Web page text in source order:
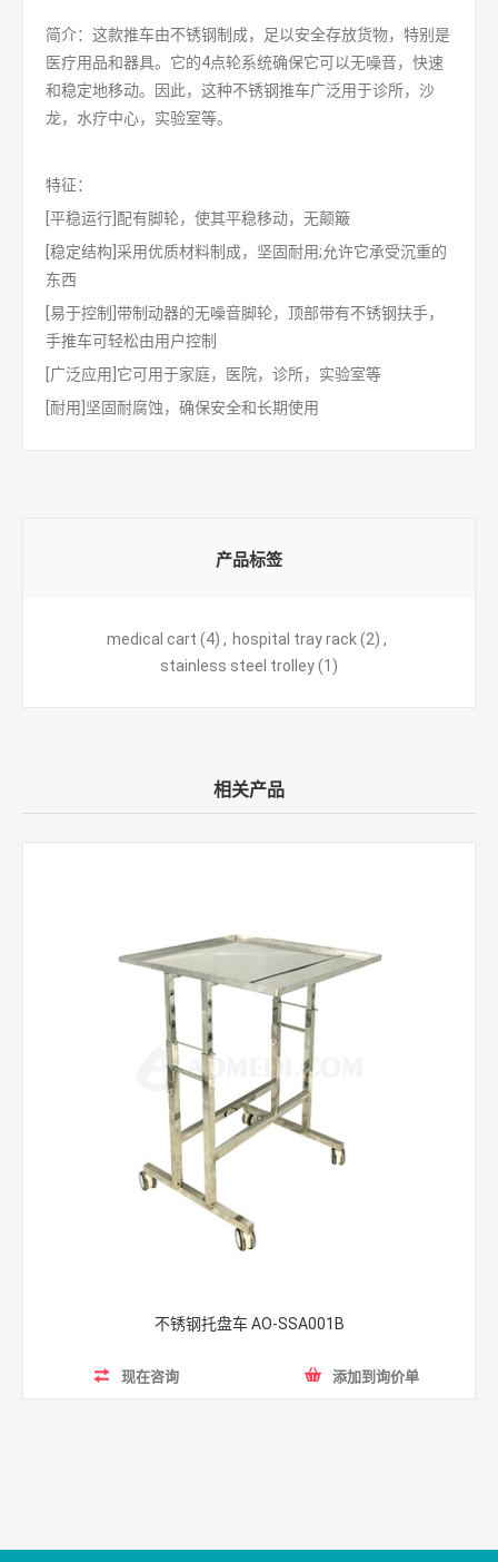
简介：这款推车由不锈钢制成，足以安全存放货物，特别是
医疗用品和器具。它的4点轮系统确保它可以无噪音，快速
和稳定地移动。因此，这种不锈钢推车广泛用于诊所，沙
龙，水疗中心，实验室等。
特征：
[平稳运行]配有脚轮，使其平稳移动，无颠簸
[稳定结构]采用优质材料制成，坚固耐用;允许它承受沉重的
东西
[易于控制]带制动器的无噪音脚轮，顶部带有不锈钢扶手，
手推车可轻松由用户控制
[广泛应用]它可用于家庭，医院，诊所，实验室等
[耐用]坚固耐腐蚀，确保安全和长期使用
产品标签
medical cart (4) , hospital tray rack (2) ,
stainless steel trolley(1)
相关产品
不锈钢托盘车 AO-SSA001B
现在咨询 添加到询价单